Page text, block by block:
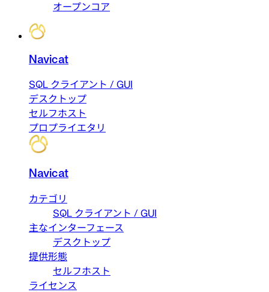
オープンコア
Navicat
SQL クライアント / GUI
デスクトップ
セルフホスト
プロプライエタリ
Navicat
カテゴリ
SQL クライアント / GUI
主なインターフェース
デスクトップ
提供形態
セルフホスト
ライセンス